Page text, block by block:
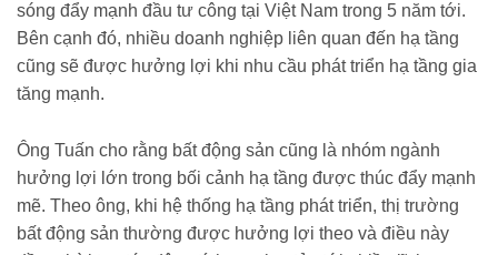
sóng đẩy mạnh đầu tư công tại Việt Nam trong 5 năm tới.
Bên cạnh đó, nhiều doanh nghiệp liên quan đến hạ tầng
cũng sẽ được hưởng lợi khi nhu cầu phát triển hạ tầng gia
tăng mạnh.
Ông Tuấn cho rằng bất động sản cũng là nhóm ngành
hưởng lợi lớn trong bối cảnh hạ tầng được thúc đẩy mạnh
mẽ. Theo ông, khi hệ thống hạ tầng phát triển, thị trường
bất động sản thường được hưởng lợi theo và điều này